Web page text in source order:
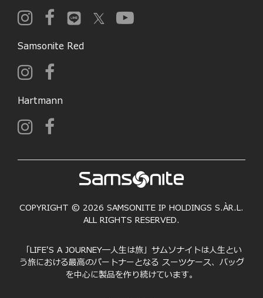
Samsonite Red
Hartmann
COPYRIGHT © 2026 SAMSONITE IP HOLDINGS S.ÀR.L.
ALL RIGHTS RESERVED.
「LIFE'S A JOURNEY―人生は旅」サムソナイトは人生とい
う旅における最高のパートナーとなる スーツケース、バッグ
を中心に製品を作り続けています。